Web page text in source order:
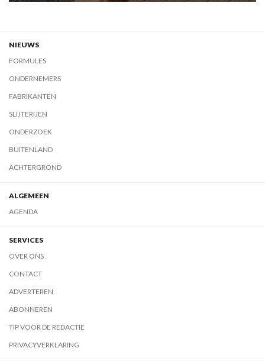
NIEUWS
FORMULES
ONDERNEMERS
FABRIKANTEN
SLIJTERIJEN
ONDERZOEK
BUITENLAND
ACHTERGROND
ALGEMEEN
AGENDA
SERVICES
OVER ONS
CONTACT
ADVERTEREN
ABONNEREN
TIP VOOR DE REDACTIE
PRIVACYVERKLARING